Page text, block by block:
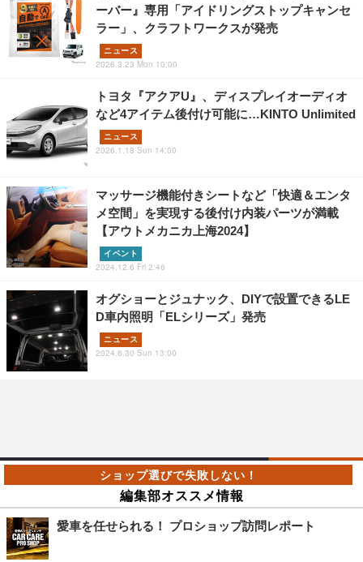
ーバー』専用「アイドリングストップキャンセ
ラー」、クラフトワークスが発売
ニュース
2026.3.23 Mon 10:00
トヨタ『アクアU』、ディスプレイオーディオ
など4アイテム後付け可能に…KINTO Unlimited
ニュース
2026.1.18 Sun 14:00
マッサージ機能付きシートなど「快適＆エンタ
メ空間」を実現する後付け内装パーツが満載
【アウトメカニカ上海2024】
イベント
2024.12.6 Fri 2:46
オグショーとジュナック、DIYで設置できるLE
D車内照明「ELシリーズ」発売
ニュース
2024.6.30 Sun 13:00
編集部オススメ情報
愛車を任せられる！ プロショップ訪問レポート